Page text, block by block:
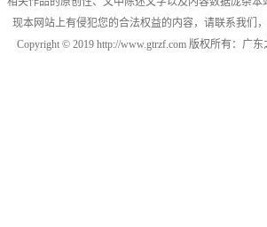
现本网站上有侵犯您的合法权益的内容，请联系我们
Copyright © 2019 http://www.gtrzf.com 版权所有：广